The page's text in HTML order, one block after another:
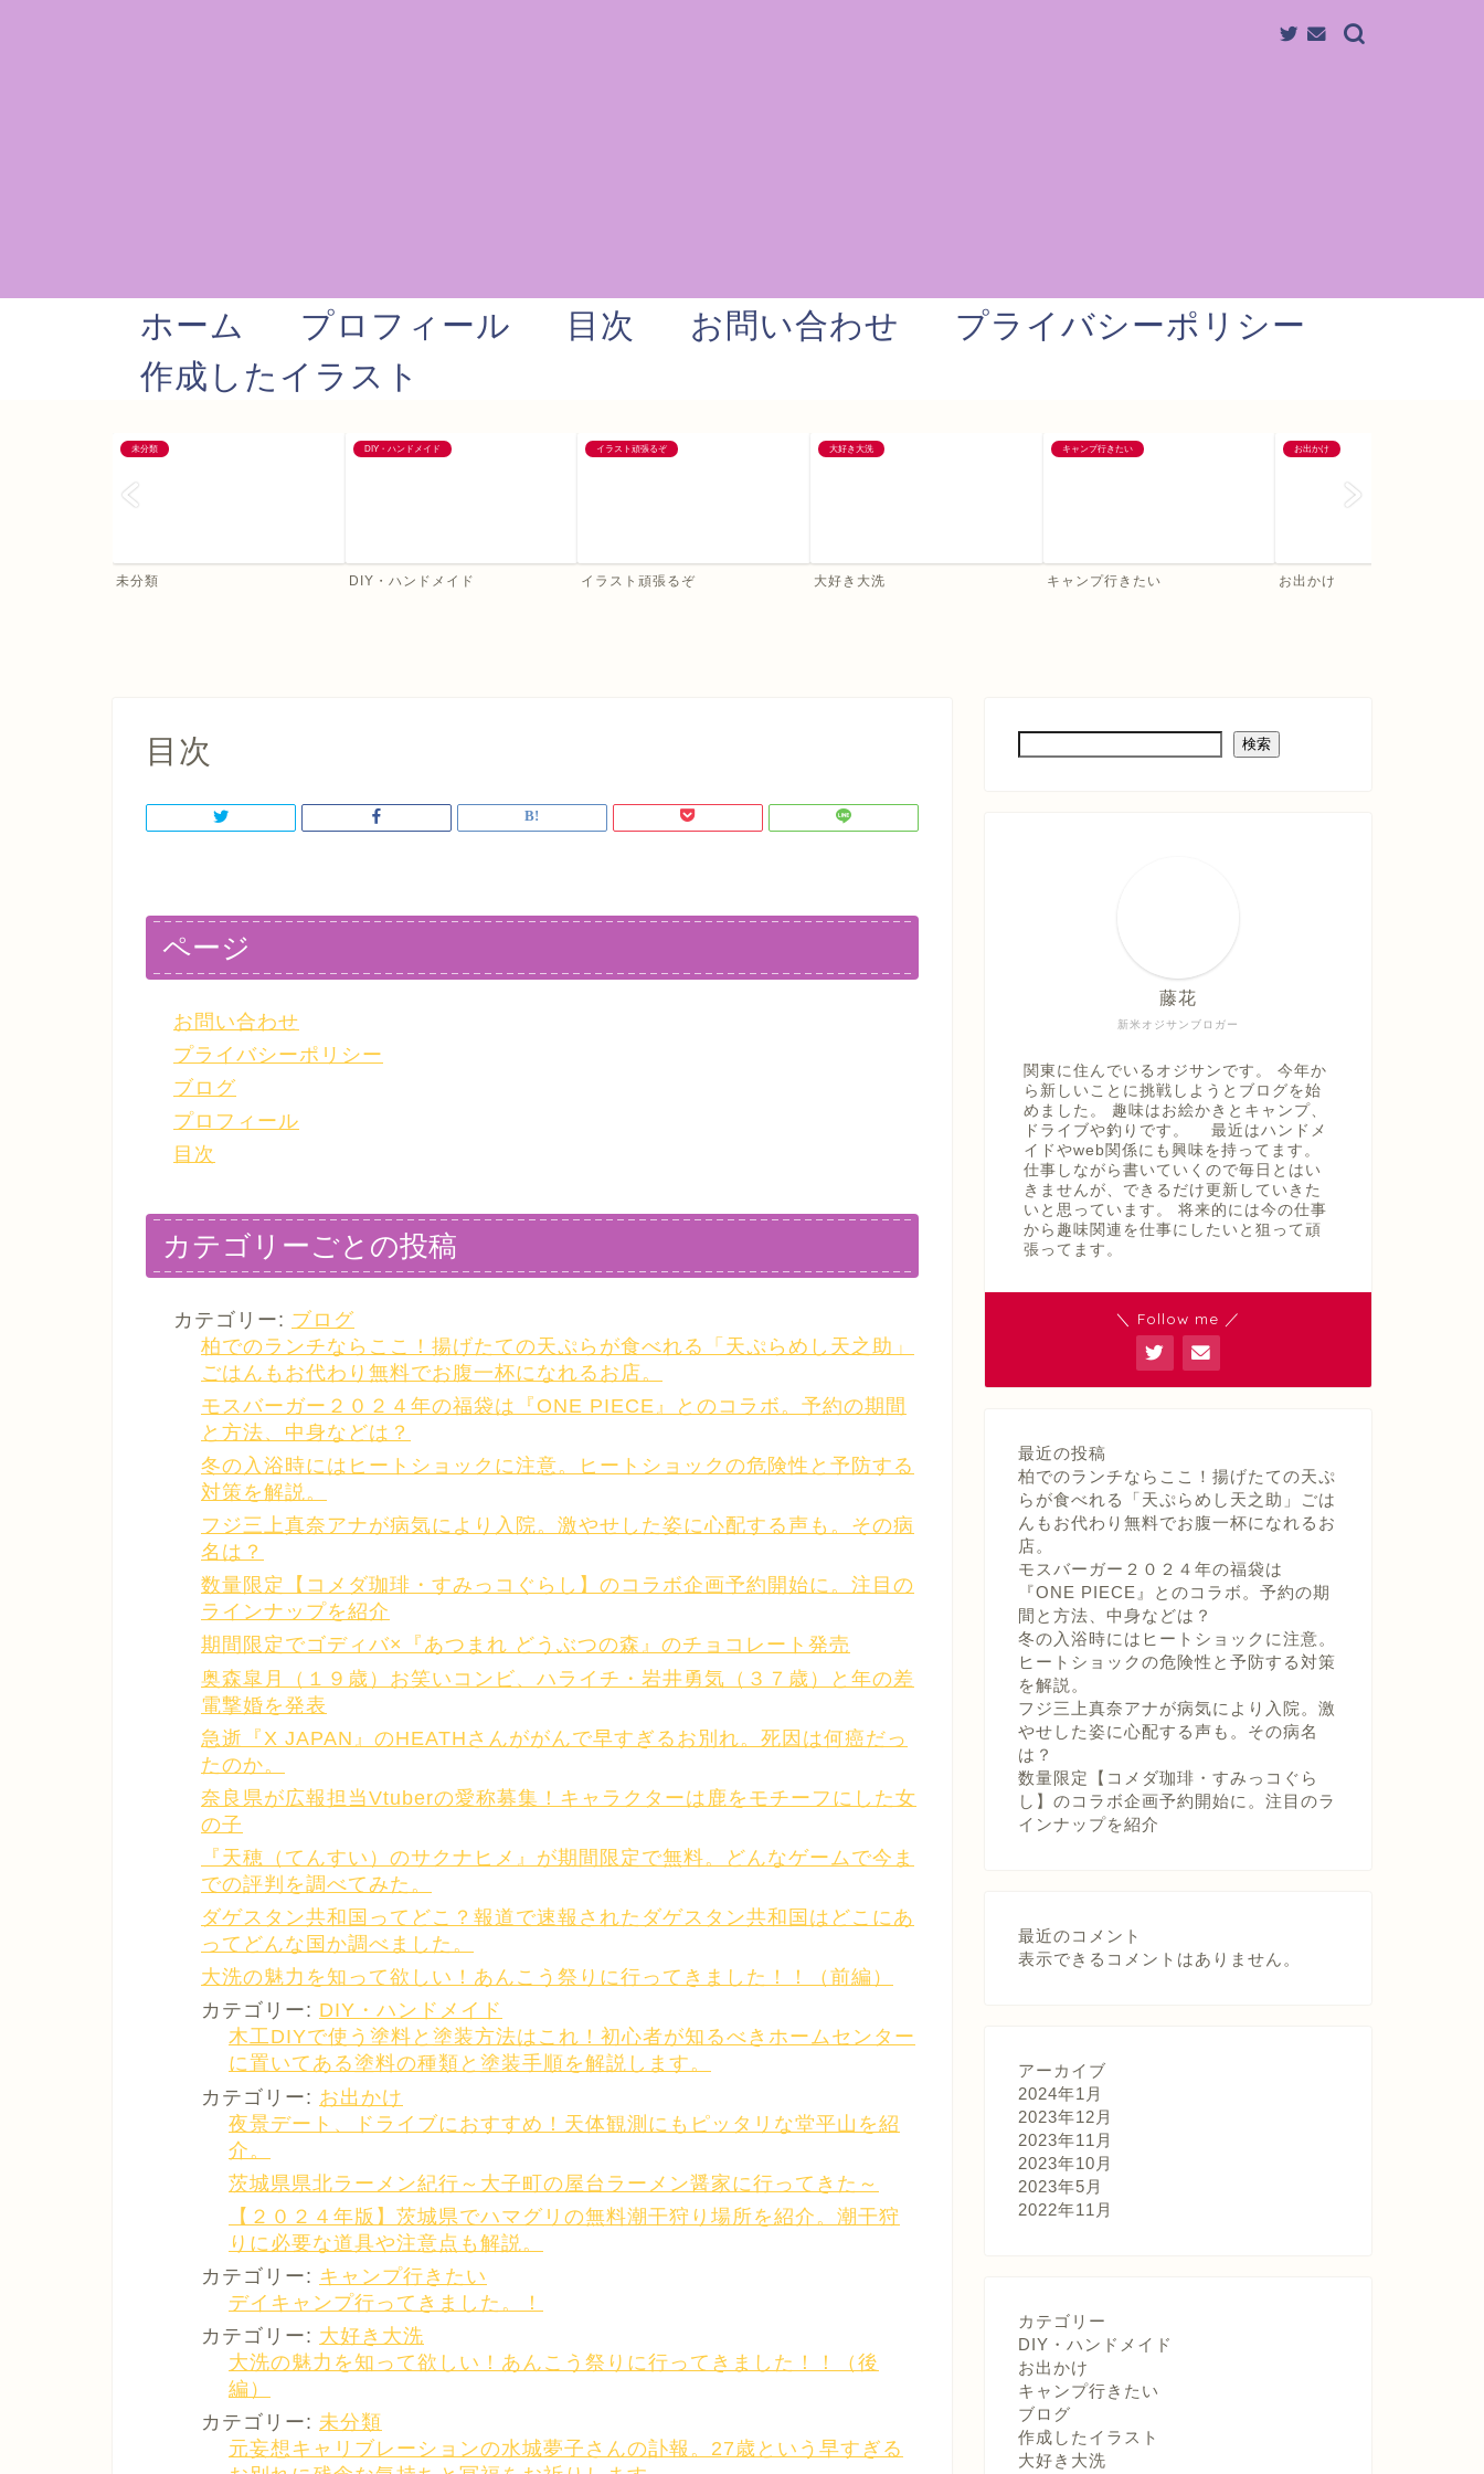
ホーム プロフィール 目次 お問い合わせ
プライバシーポリシー
作成したイラスト
未分類
未分類
DIY・ハンドメイド
DIY・ハンドメイド
イラスト頑張るぞ
イラスト頑張るぞ
大好き大洗
大好き大洗
キャンプ行きたい
キャンプ行きたい
お出かけ
お出かけ
目次
ページ
お問い合わせ
プライバシーポリシー
ブログ
プロフィール
目次
カテゴリーごとの投稿
カテゴリー: ブログ
柏でのランチならここ！揚げたての天ぷらが食べれる「天ぷらめし天之助」
ごはんもお代わり無料でお腹一杯になれるお店。
モスバーガー２０２４年の福袋は『ONE PIECE』とのコラボ。予約の期間
と方法、中身などは？
冬の入浴時にはヒートショックに注意。ヒートショックの危険性と予防する
対策を解説。
フジ三上真奈アナが病気により入院。激やせした姿に心配する声も。その病
名は？
数量限定【コメダ珈琲・すみっコぐらし】のコラボ企画予約開始に。注目の
ラインナップを紹介
期間限定でゴディバ×『あつまれ どうぶつの森』のチョコレート発売
奥森皐月（１９歳）お笑いコンビ、ハライチ・岩井勇気（３７歳）と年の差
電撃婚を発表
急逝『X JAPAN』のHEATHさんががんで早すぎるお別れ。死因は何癌だっ
たのか。
奈良県が広報担当Vtuberの愛称募集！キャラクターは鹿をモチーフにした女
の子
『天穂（てんすい）のサクナヒメ』が期間限定で無料。どんなゲームで今ま
での評判を調べてみた。
ダゲスタン共和国ってどこ？報道で速報されたダゲスタン共和国はどこにあ
ってどんな国か調べました。
大洗の魅力を知って欲しい！あんこう祭りに行ってきました！！（前編）
カテゴリー: DIY・ハンドメイド
木工DIYで使う塗料と塗装方法はこれ！初心者が知るべきホームセンター
に置いてある塗料の種類と塗装手順を解説します。
カテゴリー: お出かけ
夜景デート、ドライブにおすすめ！天体観測にもピッタリな堂平山を紹
介。
茨城県県北ラーメン紀行～大子町の屋台ラーメン醤家に行ってきた～
【２０２４年版】茨城県でハマグリの無料潮干狩り場所を紹介。潮干狩
りに必要な道具や注意点も解説。
カテゴリー: キャンプ行きたい
デイキャンプ行ってきました。！
カテゴリー: 大好き大洗
大洗の魅力を知って欲しい！あんこう祭りに行ってきました！！（後
編）
カテゴリー: 未分類
元妄想キャリブレーションの水城夢子さんの訃報。27歳という早すぎる
検索
新米オジサンブロガー
藤花
関東に住んでいるオジサンです。 今年か
ら新しいことに挑戦しようとブログを始
めました。 趣味はお絵かきとキャンプ、
ドライブや釣りです。 最近はハンドメ
イドやweb関係にも興味を持ってます。
仕事しながら書いていくので毎日とはい
きませんが、できるだけ更新していきた
いと思っています。 将来的には今の仕事
から趣味関連を仕事にしたいと狙って頑
張ってます。
＼ Follow me ／
最近の投稿
柏でのランチならここ！揚げたての天ぷ
らが食べれる「天ぷらめし天之助」ごは
んもお代わり無料でお腹一杯になれるお
店。
モスバーガー２０２４年の福袋は
『ONE PIECE』とのコラボ。予約の期
間と方法、中身などは？
冬の入浴時にはヒートショックに注意。
ヒートショックの危険性と予防する対策
を解説。
フジ三上真奈アナが病気により入院。激
やせした姿に心配する声も。その病名
は？
数量限定【コメダ珈琲・すみっコぐら
し】のコラボ企画予約開始に。注目のラ
インナップを紹介
最近のコメント
表示できるコメントはありません。
アーカイブ
2024年1月
2023年12月
2023年11月
2023年10月
2023年5月
2022年11月
カテゴリー
DIY・ハンドメイド
お出かけ
キャンプ行きたい
ブログ
作成したイラスト
大好き大洗